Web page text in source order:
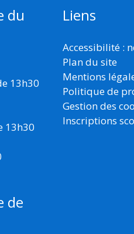
du
13h30
13h30
de
Liens
Accessibilité :
Plan du site
Mentions
Politique de
Gestion des
Inscriptions